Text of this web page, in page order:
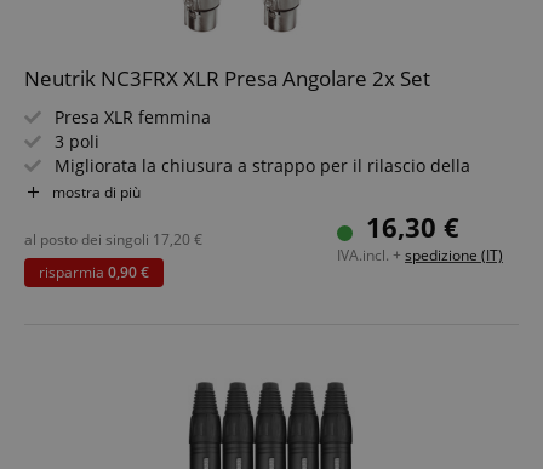
Neutrik NC3FRX XLR Presa Angolare 2x Set
Presa XLR femmina
3 poli
Migliorata la chiusura a strappo per il rilascio della
trazione
Scocca in pressofusione
Colore: Nichel
2 pezzi nel set risparmio
mostra di più
16,30 €
IVA.incl. + spedizione (IT)
al posto dei singoli 17,20 €
risparmia 0,90 €